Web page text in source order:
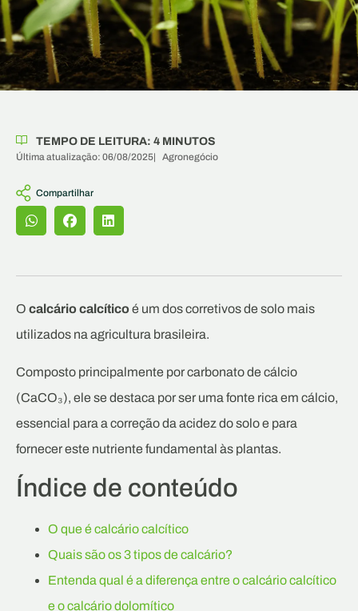
TEMPO DE LEITURA: 4 MINUTOS
Última atualização: 06/08/2025| Agronegócio
Compartilhar
O calcário calcíticoé um dos corretivos de solo mais
utilizados na agricultura brasileira.
Composto principalmente por carbonato de cálcio
(CaCO₃), ele se destaca por ser uma fonte rica em cálcio,
essencial para a correção da acidez do solo e para
fornecer este nutriente fundamental às plantas.
Índice de conteúdo
O que é calcário calcítico
Quais são os 3 tipos de calcário?
Entenda qual é a diferença entre o calcário calcítico
e o calcário dolomítico